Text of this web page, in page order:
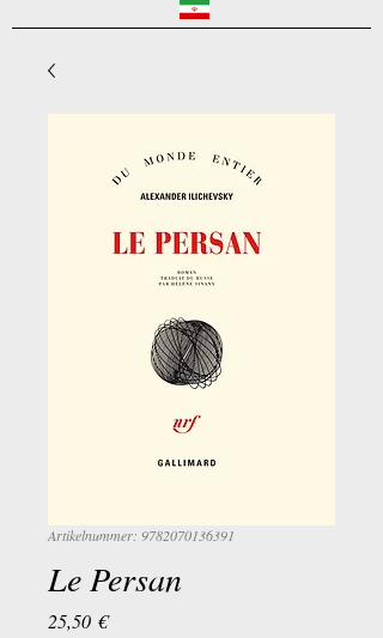
Artikelnummer: 9782070136391
Le Persan
25,50 €Preis